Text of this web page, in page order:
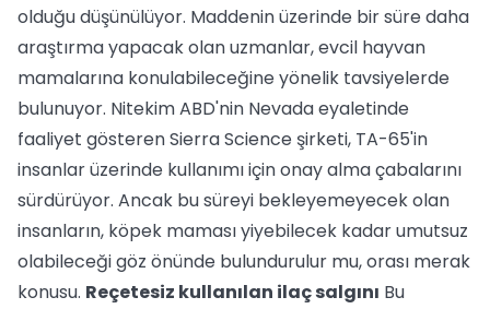
olduğu düşünülüyor. Maddenin üzerinde bir süre daha
araştırma yapacak olan uzmanlar, evcil hayvan
mamalarına konulabileceğine yönelik tavsiyelerde
bulunuyor. Nitekim ABD'nin Nevada eyaletinde
faaliyet gösteren Sierra Science şirketi, TA-65'in
insanlar üzerinde kullanımı için onay alma çabalarını
sürdürüyor. Ancak bu süreyi bekleyemeyecek olan
insanların, köpek maması yiyebilecek kadar umutsuz
olabileceği göz önünde bulundurulur mu, orası merak
konusu. Reçetesiz kullanılan ilaç salgını Bu